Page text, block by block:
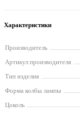
Характеристики
Производитель
Артикул производителя
Тип изделия
Форма колбы лампы
Цоколь